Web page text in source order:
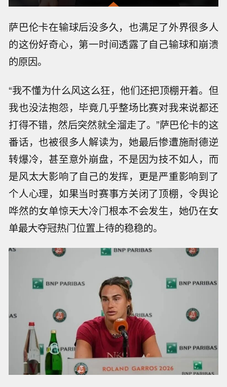
萨巴伦卡在输球后没多久，也满足了外界很多人
的这份好奇心，第一时间透露了自己输球和崩溃
的原因。
“我不懂为什么风这么狂，他们还把顶棚开着。但
我也没法抱怨，毕竟几乎整场比赛对我来说都还
打得不错，然后突然就全溜走了。”萨巴伦卡的这
番话，也被很多人解读为，她最后惨遭施耐德逆
转爆冷，甚至意外崩盘，不是因为技不如人，而
是风太大影响了自己的发挥，更是严重影响到了
个人心理，如果当时赛事方关闭了顶棚，令舆论
哗然的女单惊天大冷门根本不会发生，她仍在女
单最大夺冠热门位置上待的稳稳的。